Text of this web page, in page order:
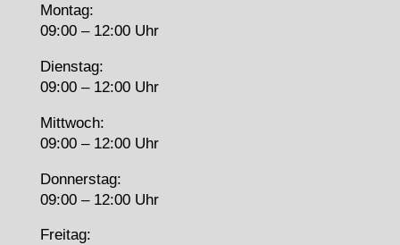
Montag:
09:00 – 12:00 Uhr
Dienstag:
09:00 – 12:00 Uhr
Mittwoch:
09:00 – 12:00 Uhr
Donnerstag:
09:00 – 12:00 Uhr
Freitag: